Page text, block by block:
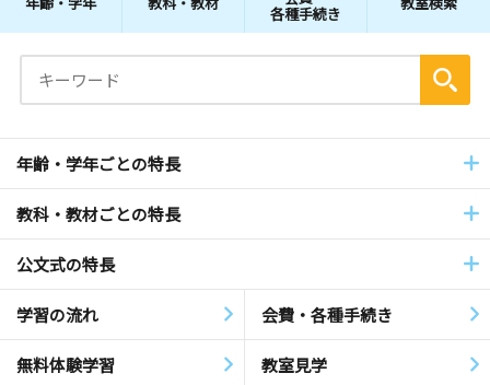
各種手続き
年齢・学年ごとの特長
教科・教材ごとの特長
公文式の特長
学習の流れ 会費・各種手続き
無料体験学習 教室見学